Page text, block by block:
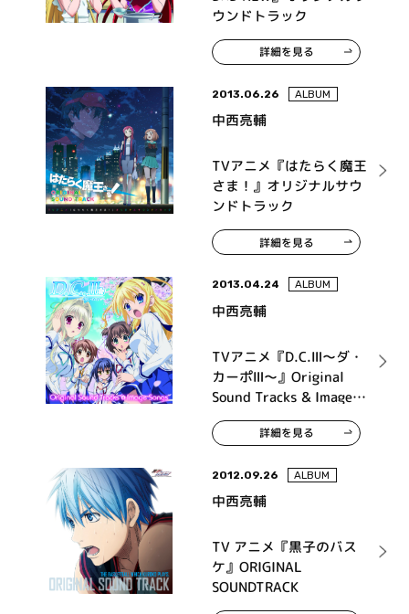
ウンドトラック
詳細を見る
2013.06.26 ALBUM
中西亮輔
TVアニメ『はたらく魔王
さま！』オリジナルサウ
ンドトラック
詳細を見る
2013.04.24 ALBUM
中西亮輔
TVアニメ『D.C.Ⅲ～ダ・
カーポⅢ～』Original
Sound Tracks & Image
Songs
詳細を見る
2012.09.26 ALBUM
中西亮輔
TV アニメ『黒子のバス
ケ』ORIGINAL
SOUNDTRACK